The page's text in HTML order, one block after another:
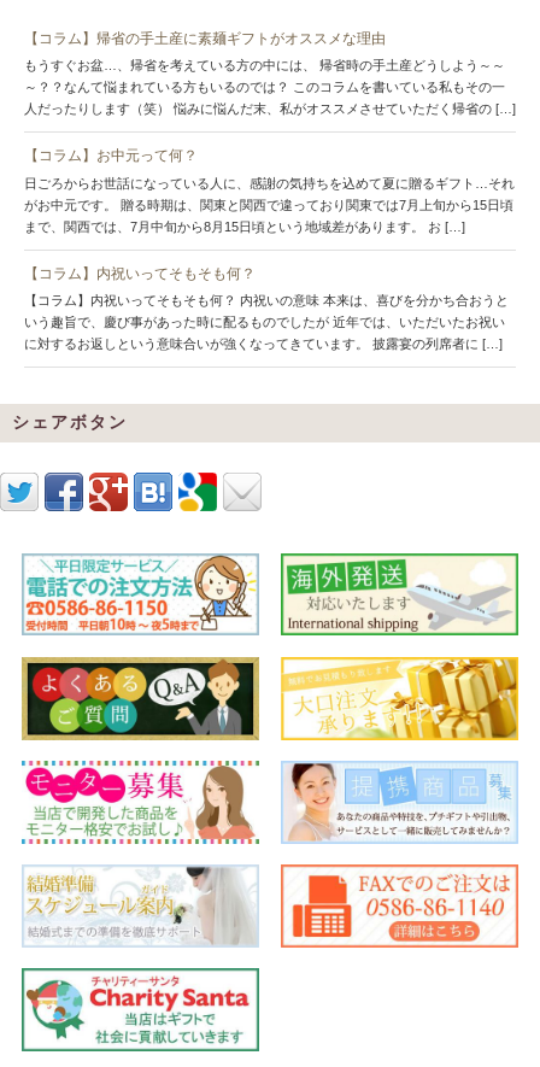
【コラム】帰省の手土産に素麺ギフトがオススメな理由
もうすぐお盆…、帰省を考えている方の中には、 帰省時の手土産どうしよう～～
～？？なんて悩まれている方もいるのでは？ このコラムを書いている私もその一
人だったりします（笑） 悩みに悩んだ末、私がオススメさせていただく帰省の […]
【コラム】お中元って何？
日ごろからお世話になっている人に、感謝の気持ちを込めて夏に贈るギフト…それ
がお中元です。 贈る時期は、関東と関西で違っており関東では7月上旬から15日頃
まで、関西では、7月中旬から8月15日頃という地域差があります。 お […]
【コラム】内祝いってそもそも何？
【コラム】内祝いってそもそも何？ 内祝いの意味 本来は、喜びを分かち合おうと
いう趣旨で、慶び事があった時に配るものでしたが 近年では、いただいたお祝い
に対するお返しという意味合いが強くなってきています。 披露宴の列席者に […]
シェアボタン